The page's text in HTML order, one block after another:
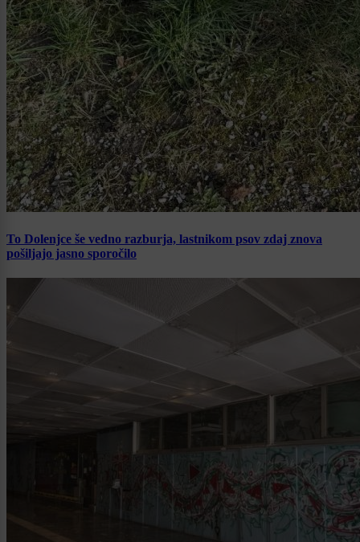
To Dolenjce še vedno razburja, lastnikom psov zdaj znova
pošiljajo jasno sporočilo